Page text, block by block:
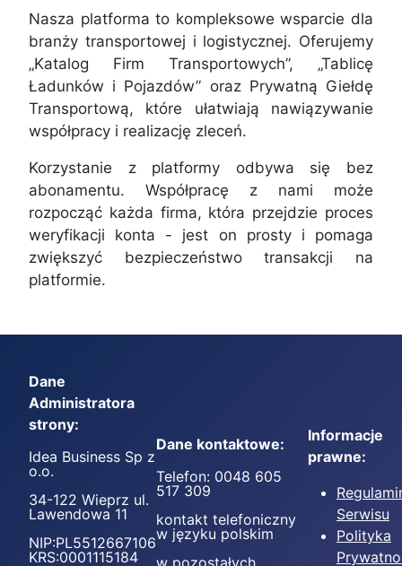
Nasza platforma to kompleksowe wsparcie dla
branży transportowej i logistycznej. Oferujemy
„Katalog Firm Transportowych”, „Tablicę
Ładunków i Pojazdów” oraz Prywatną Giełdę
Transportową, które ułatwiają nawiązywanie
współpracy i realizację zleceń.
Korzystanie z platformy odbywa się bez
abonamentu. Współpracę z nami może
rozpocząć każda firma, która przejdzie proces
weryfikacji konta - jest on prosty i pomaga
zwiększyć bezpieczeństwo transakcji na
platformie.
Dane
Administratora
strony:
Idea Business Sp z
o.o.
34-122 Wieprz ul.
Lawendowa 11
NIP:PL5512667106
KRS:0001115184
Dane kontaktowe:
Telefon: 0048 605
517 309
kontakt telefoniczny
w języku polskim
w pozostałych
Informacje
prawne:
Serwisu
Polityka